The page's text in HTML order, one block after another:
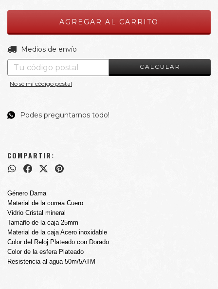
Entregas para el CP:
Medios de envío
CALCULAR
No sé mi código postal
Podes preguntarnos todo!
COMPARTIR:
Género Dama
Material de la correa Cuero
Vidrio Cristal mineral
Tamaño de la caja 25mm
Material de la caja Acero inoxidable
Color del Reloj Plateado con Dorado
Color de la esfera Plateado
Resistencia al agua 50m/5ATM